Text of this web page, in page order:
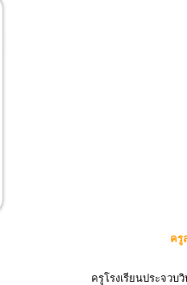
ครู
ครูโรงเรียนประจวบ